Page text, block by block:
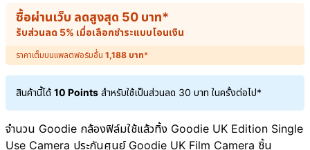
ซื้อผ่านเว็บ ลดสูงสุด 50 บาท*
รับส่วนลด 5% เมื่อเลือกชำระแบบโอนเงิน
ราคาเต็มบนแพลตฟอร์มอื่น 1,188 บาท*
สินค้านี้ได้ 10 Points สำหรับใช้เป็นส่วนลด 30 บาท ในครั้งต่อไป*
จำนวน Goodie กล้องฟิล์มใช้แล้วทิ้ง Goodie UK Edition Single
Use Camera ประกันศูนย์ Goodie UK Film Camera ชิ้น